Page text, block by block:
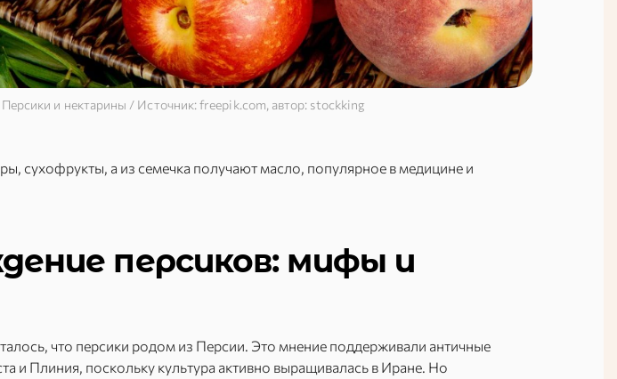
Персики и нектарины / Источник: freepik.com, автор: stockking
сухофрукты, а из семечка получают масло, популярное в медицине и
персиков: мифы и
что персики родом из Персии. Это мнение поддерживали античные
и Плиния, поскольку культура активно выращивалась в Иране. Но